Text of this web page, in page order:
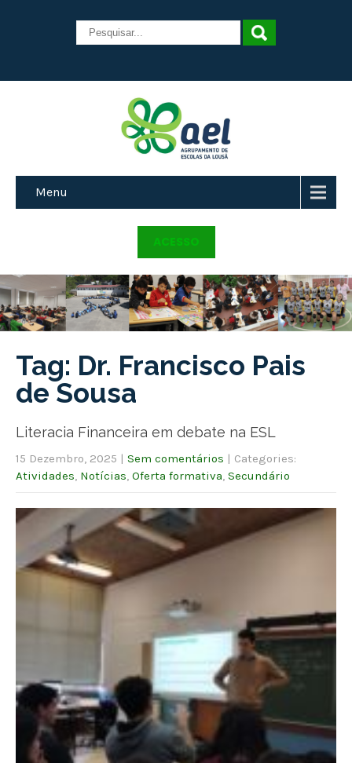
Menu
ACESSO
Tag: Dr. Francisco Pais
de Sousa
Literacia Financeira em debate na ESL
15 Dezembro, 2025 | Sem comentários | Categories:
Atividades Notícias Oferta formativa Secundário